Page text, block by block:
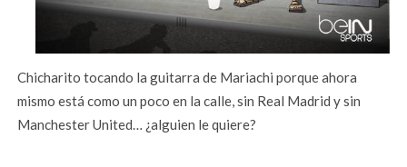
Chicharito tocando la guitarra de Mariachi porque ahora
mismo está como un poco en la calle, sin Real Madrid y sin
Manchester United… ¿alguien le quiere?